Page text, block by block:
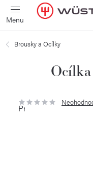
Přejít
na
obsah
Brousky a Ocílky
Průměrné
hodnocení